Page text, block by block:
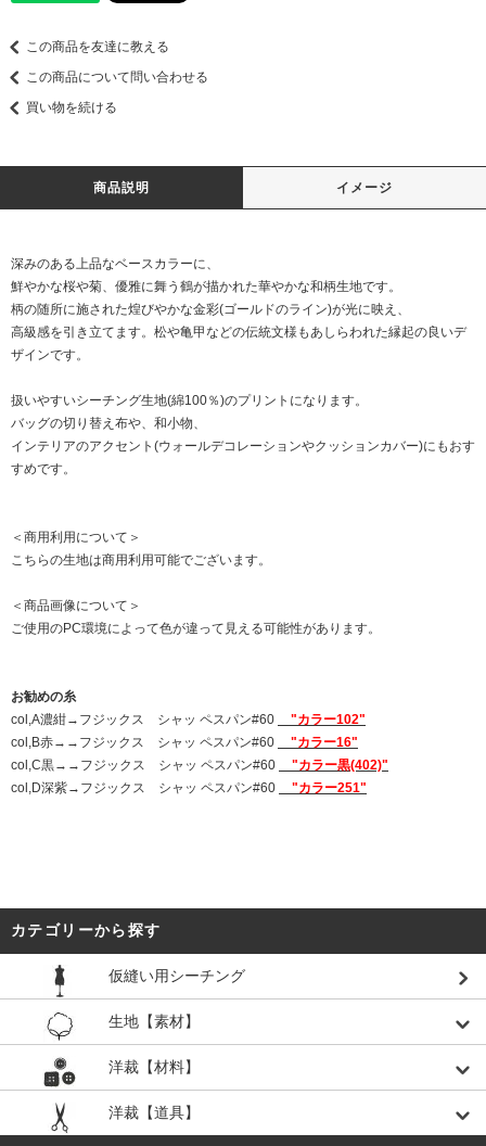
この商品を友達に教える
この商品について問い合わせる
買い物を続ける
商品説明 イメージ
深みのある上品なベースカラーに、
鮮やかな桜や菊、優雅に舞う鶴が描かれた華やかな和柄生地です。
柄の随所に施された煌びやかな金彩(ゴールドのライン)が光に映え、
高級感を引き立てます。松や亀甲などの伝統文様もあしらわれた縁起の良いデ
ザインです。
扱いやすいシーチング生地(綿100％)のプリントになります。
バッグの切り替え布や、和小物、
インテリアのアクセント(ウォールデコレーションやクッションカバー)にもおす
すめです。
＜商用利用について＞
こちらの生地は商用利用可能でございます。
＜商品画像について＞
ご使用のPC環境によって色が違って見える可能性があります。
お勧めの糸
col,A濃紺→フジックス シャッ ペスパン#60
"カラー102"
col,B赤→→フジックス シャッ ペスパン#60
"カラー16"
col,C黒→→フジックス シャッ ペスパン#60
"カラー黒(402)"
col,D深紫→フジックス シャッ ペスパン#60
"カラー251"
カテゴリーから探す
仮縫い用シーチング
生地【素材】
洋裁【材料】
洋裁【道具】